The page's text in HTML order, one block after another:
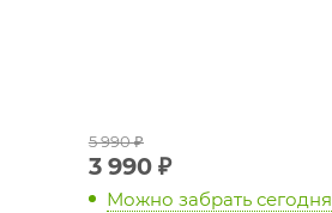
5 990₽
3 990₽
Можно забрать сегодня